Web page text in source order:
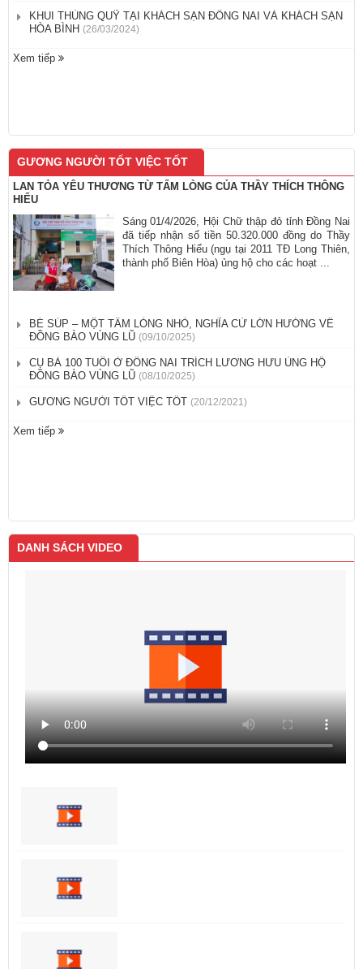
​KHUI THÙNG QUỸ TẠI KHÁCH SẠN ĐỒNG NAI VÀ KHÁCH SẠN
HÒA BÌNH (26/03/2024)
Xem tiếp
GƯƠNG NGƯỜI TỐT VIỆC TỐT
LAN TỎA YÊU THƯƠNG TỪ TẤM LÒNG CỦA THẦY THÍCH THÔNG
HIỂU
Sáng 01/4/2026, Hội Chữ thập đỏ tỉnh Đồng Nai
đã tiếp nhận số tiền 50.320.000 đồng do Thầy
Thích Thông Hiểu (ngụ tại 2011 TĐ Long Thiên,
thành phố Biên Hòa) ủng hộ cho các hoạt ...
BÉ SÚP – MỘT TẤM LÒNG NHỎ, NGHĨA CỬ LỚN HƯỚNG VỀ
ĐỒNG BÀO VÙNG LŨ (09/10/2025)
CỤ BÀ 100 TUỔI Ở ĐỒNG NAI TRÍCH LƯƠNG HƯU ỦNG HỘ
ĐỒNG BÀO VÙNG LŨ (08/10/2025)
GƯƠNG NGƯỜI TỐT VIỆC TỐT (20/12/2021)
Xem tiếp
DANH SÁCH VIDEO